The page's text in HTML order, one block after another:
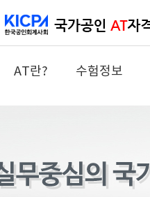
AT란? 수험정보